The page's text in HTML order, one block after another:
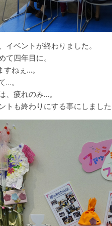
イベントが終わりました。
て四年目に。
ねぇ…。
…。
、疲れのみ…。
トも終わりにする事にしまし